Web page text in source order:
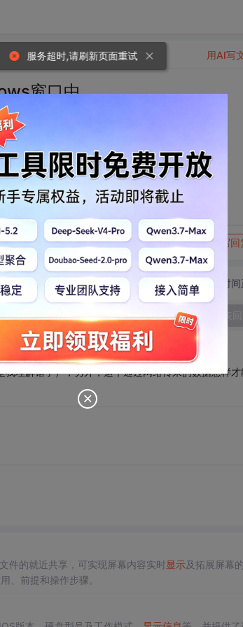
窗口中
示这个数组呢？在MFC(exe)中怎么安排阿
举报 写回
用AI写
切换为时间
理解错了），另外，这个通过网络传来的数据怎样才
件的就近共享，可实现屏幕内容实时显示及拓展屏幕
、前提和操作步骤。
服务超时,请刷新页面重试